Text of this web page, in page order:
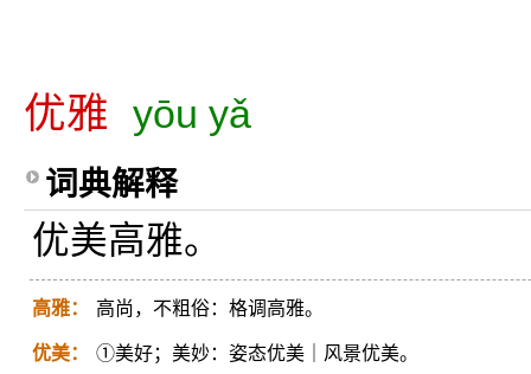
优雅 yōu yǎ
词典解释
优美高雅。
高雅： 高尚，不粗俗：格调高雅。
优美：
①美好；美妙：姿态优美｜风景优美。